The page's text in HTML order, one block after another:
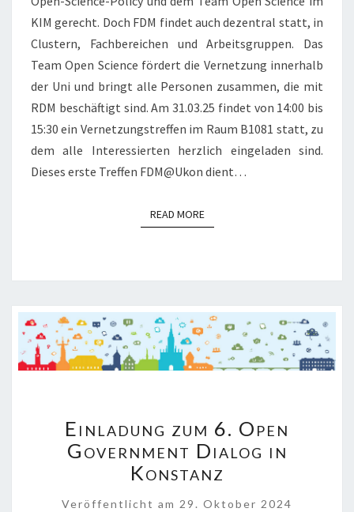
KIM gerecht. Doch FDM findet auch dezentral statt, in
Clustern, Fachbereichen und Arbeitsgruppen. Das
Team Open Science fördert die Vernetzung innerhalb
der Uni und bringt alle Personen zusammen, die mit
RDM beschäftigt sind. Am 31.03.25 findet von 14:00 bis
15:30 ein Vernetzungstreffen im Raum B1081 statt, zu
dem alle Interessierten herzlich eingeladen sind.
Dieses erste Treffen FDM@Ukon dient…
READ MOREREAD MORE
ZUM
6.
OPEN
GOVERNMENT
DIALOG
Einladung zum 6. Open
Government Dialog in
Konstanz
Veröffentlicht am 29. Oktober 2024